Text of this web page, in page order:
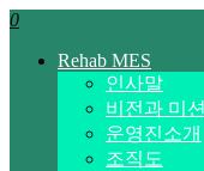
0
Rehab MES
인사말
비전과 미션
운영진소개
조직도